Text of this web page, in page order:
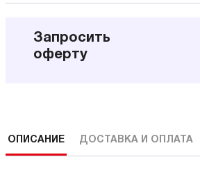
Запросить
оферту
ОПИСАНИЕ ДОСТАВКА И ОПЛАТА